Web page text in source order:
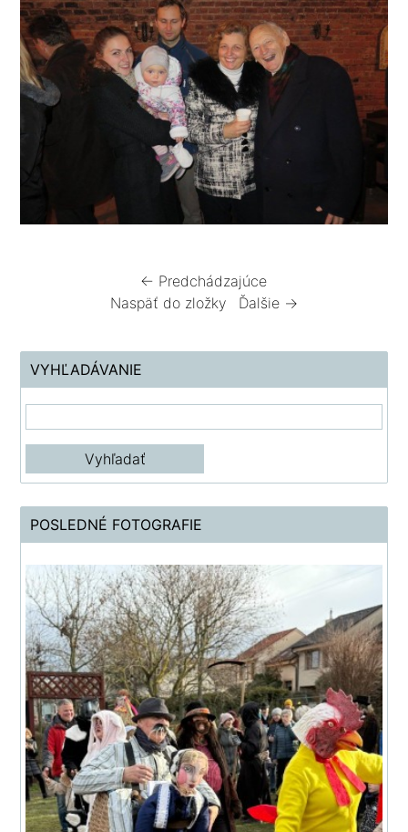
← Predchádzajúce
Naspäť do zložky
Ďalšie →
VYHĽADÁVANIE
POSLEDNÉ FOTOGRAFIE